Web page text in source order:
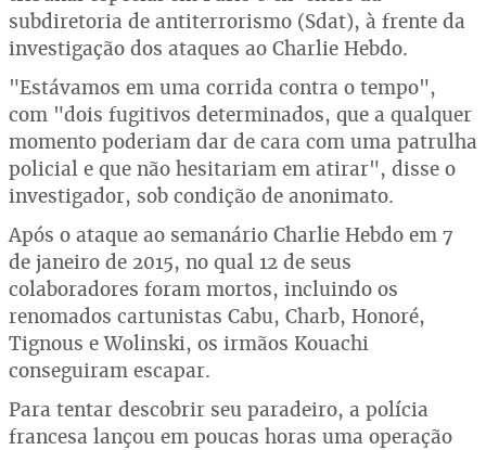
subdiretoria de antiterrorismo (Sdat), à frente da
investigação dos ataques ao Charlie Hebdo.
"Estávamos em uma corrida contra o tempo",
com "dois fugitivos determinados, que a qualquer
momento poderiam dar de cara com uma patrulha
policial e que não hesitariam em atirar", disse o
investigador, sob condição de anonimato.
Após o ataque ao semanário Charlie Hebdo em 7
de janeiro de 2015, no qual 12 de seus
colaboradores foram mortos, incluindo os
renomados cartunistas Cabu, Charb, Honoré,
Tignous e Wolinski, os irmãos Kouachi
conseguiram escapar.
Para tentar descobrir seu paradeiro, a polícia
francesa lançou em poucas horas uma operação